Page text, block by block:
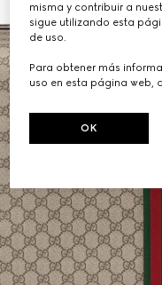
misma y contribuir a
sigue utilizando esta
de uso.
Para obtener más
uso en esta página web,
OK